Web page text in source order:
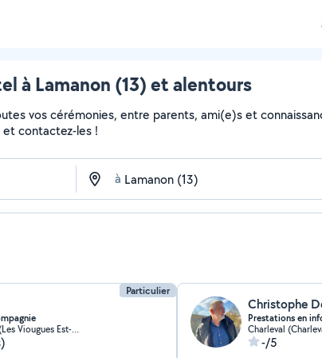
à Lamanon (13) et alentours
vos cérémonies, entre parents, ami(e)s et
et contactez-les !
à
Particulier
Salon-de-Provence (Les Viougues Est-Magatis)
Christophe
Prestations en
Charleval
-/5